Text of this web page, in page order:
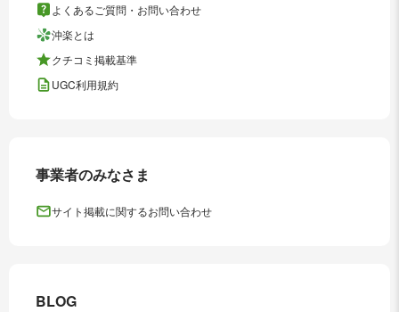
よくあるご質問・お問い合わせ
沖楽とは
クチコミ掲載基準
UGC利用規約
事業者のみなさま
サイト掲載に関するお問い合わせ
BLOG